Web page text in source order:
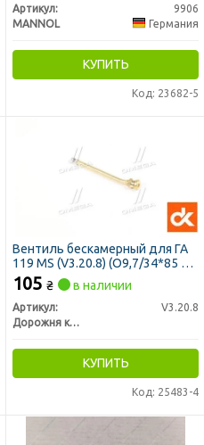
Артикул:
9906
MANNOL
Германия
КУПИТЬ
Код: 23682-5
Вентиль бескамерный для ГА
119 MS (V3.20.8) (O9,7/34*85 мм
12°/1 изгиб) (5626843) <ДК>
105 ₴ в наличии
Артикул:
V3.20.8
Дорожня карта
КУПИТЬ
Код: 25483-4